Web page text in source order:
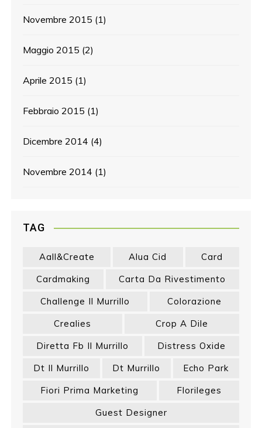
Novembre 2015 (1)
Maggio 2015 (2)
Aprile 2015 (1)
Febbraio 2015 (1)
Dicembre 2014 (4)
Novembre 2014 (1)
TAG
Aall&create Alua Cid
Card
Cardmaking
Carta Da Rivestimento
Challenge Il Murrillo
Colorazione
Crealies
Crop A Dile
Diretta Fb Il Murrillo
Distress Oxide
Dt Il Murrillo
Dt Murrillo
Echo Park
Fiori Prima Marketing
Florileges
Guest Designer